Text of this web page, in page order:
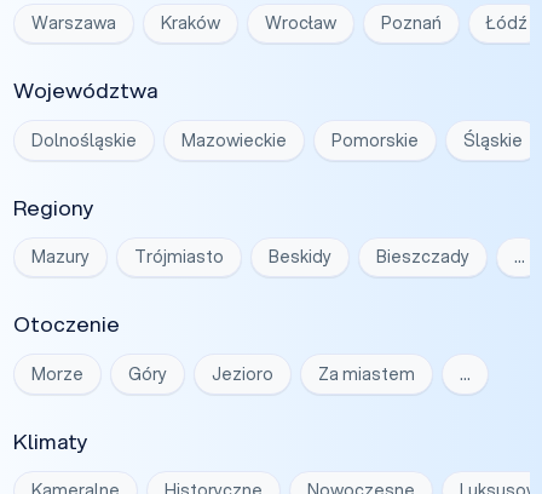
Warszawa Kraków Wrocław Poznań Łódź
Województwa
Dolnośląskie Mazowieckie Pomorskie Śląskie
Regiony
Mazury Trójmiasto Beskidy Bieszczady …
Otoczenie
Morze Góry Jezioro Za miastem …
Klimaty